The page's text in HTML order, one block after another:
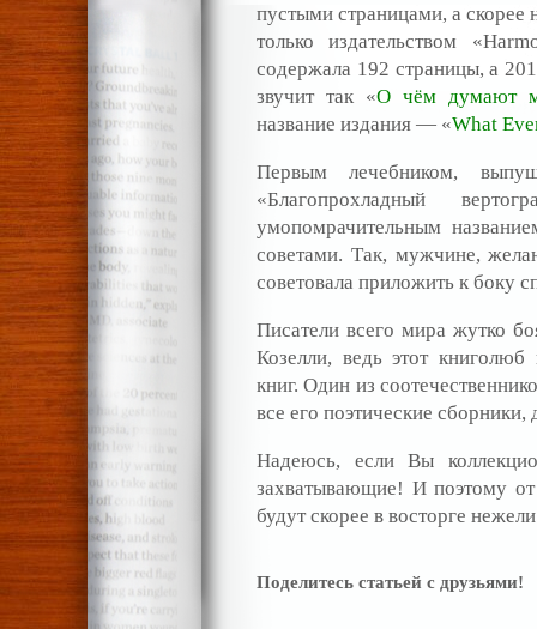
пустыми страницами, а скорее
только издательством
содержала 192 страницы, а
звучит так «О чём думают
название издания — «What
Первым лечебником,
«Благопрохладный
умопомрачительным
советами. Так, мужчине,
советовала приложить к боку
Писатели всего мира жутко
Козелли, ведь этот
книг. Один из
все его поэтические
Надеюсь, если Вы
захватывающие! И поэтому
будут скорее в восторге
Поделитесь статьей с друзьями!